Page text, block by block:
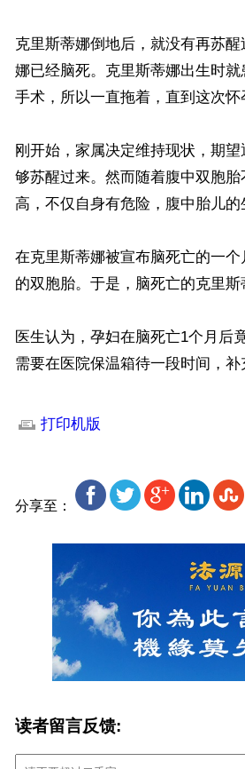
克里斯蒂娜倒地后，就没有再苏
娜已经脑死。克里斯蒂娜出生时
手术，所以一直拖着，直到这次
刚开始，家属决定维持现状，期
够苏醒过来。然而随着腹中双胞
高，不仅自身有危险，腹中胎儿的
在克里斯蒂娜被宣布脑死亡的一
的双胞胎。于是，脑死亡的克里
医生认为，孕妇在脑死亡1个月后
需要在医院保温箱待一段时间，
打印机版
分享至：
读者留言反馈: